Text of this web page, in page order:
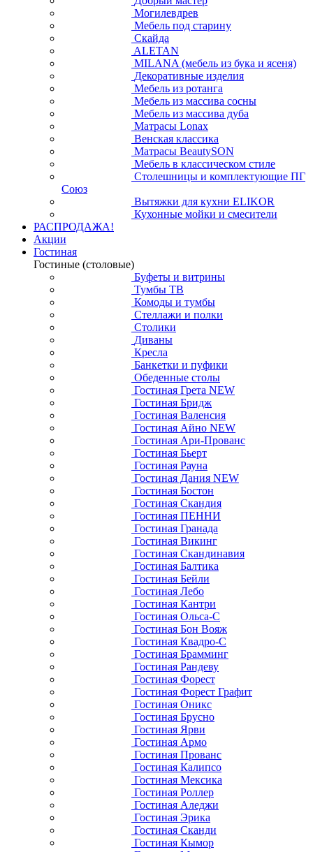
Могилевдрев
Мебель под старину
Скайда
ALETAN
MILANA (мебель из бука и ясеня)
Декоративные изделия
Мебель из ротанга
Мебель из массива сосны
Мебель из массива дуба
Матрасы Lonax
Венская классика
Матрасы BeautySON
Мебель в классическом стиле
Столешницы и комплектующие ПГ
Союз
Вытяжки для кухни ELIKOR
Кухонные мойки и смесители
РАСПРОДАЖА!
Акции
Гостиная
Гостиные (столовые)
Буфеты и витрины
Тумбы ТВ
Комоды и тумбы
Стеллажи и полки
Столики
Диваны
Кресла
Банкетки и пуфики
Обеденные столы
Гостиная Грета NEW
Гостиная Бридж
Гостиная Валенсия
Гостиная Айно NEW
Гостиная Ари-Прованс
Гостиная Бьерт
Гостиная Рауна
Гостиная Дания NEW
Гостиная Бостон
Гостиная Скандия
Гостиная ПЕННИ
Гостиная Гранада
Гостиная Викинг
Гостиная Скандинавия
Гостиная Балтика
Гостиная Бейли
Гостиная Лебо
Гостиная Кантри
Гостиная Ольса-С
Гостиная Бон Вояж
Гостиная Квадро-С
Гостиная Брамминг
Гостиная Рандеву
Гостиная Форест
Гостиная Форест Графит
Гостиная Оникс
Гостиная Брусно
Гостиная Ярви
Гостиная Армо
Гостиная Прованс
Гостиная Калипсо
Гостиная Мексика
Гостиная Роллер
Гостиная Аледжи
Гостиная Эрика
Гостиная Сканди
Гостиная Кымор